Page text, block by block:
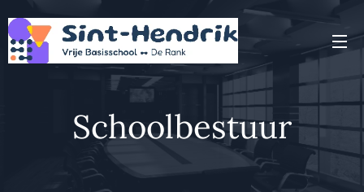
Schoolbestuur